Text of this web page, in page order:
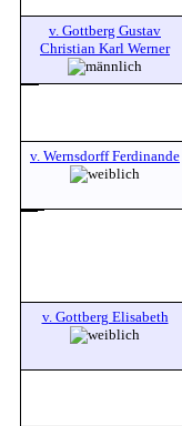
v. Gottberg Gustav
Christian Karl Werner
v. Wernsdorff Ferdinande
v. Gottberg Elisabeth